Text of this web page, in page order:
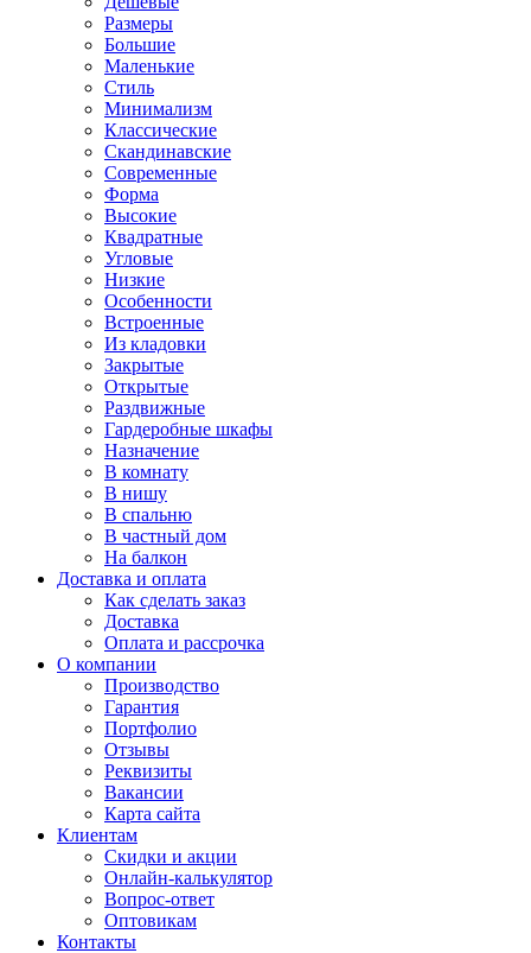
Размеры
Большие
Маленькие
Стиль
Минимализм
Классические
Скандинавские
Современные
Форма
Высокие
Квадратные
Угловые
Низкие
Особенности
Встроенные
Из кладовки
Закрытые
Открытые
Раздвижные
Гардеробные шкафы
Назначение
В комнату
В нишу
В спальню
В частный дом
На балкон
Доставка и оплата
Как сделать заказ
Доставка
Оплата и рассрочка
О компании
Производство
Гарантия
Портфолио
Отзывы
Реквизиты
Вакансии
Карта сайта
Клиентам
Скидки и акции
Онлайн-калькулятор
Вопрос-ответ
Оптовикам
Контакты